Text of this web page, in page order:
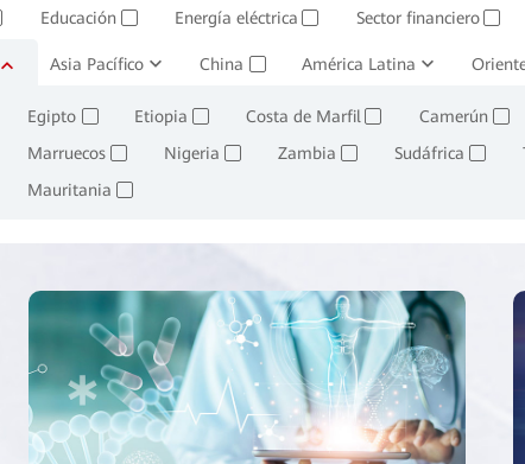
Educación Energía eléctrica Sector financiero
Minería y fundición ✓ Petróleo, gas y químicos ✓ Comercio
Egipto Etiopia Costa de Marfil Camerún
Marruecos Nigeria Zambia Sudáfrica
Mauritania
Asia Pacífico China América Latina